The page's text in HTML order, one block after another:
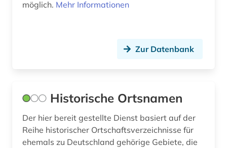
baustoff (1)
bauteile (2)
bauvergabe (2)
bauvertrag (1)
möglich. Mehr Informationen
Zur Datenbank
Historische Ortsnamen
Der hier bereit gestellte Dienst basiert auf der
Reihe historischer Ortschaftsverzeichnisse für
ehemals zu Deutschland gehörige Gebiete, die